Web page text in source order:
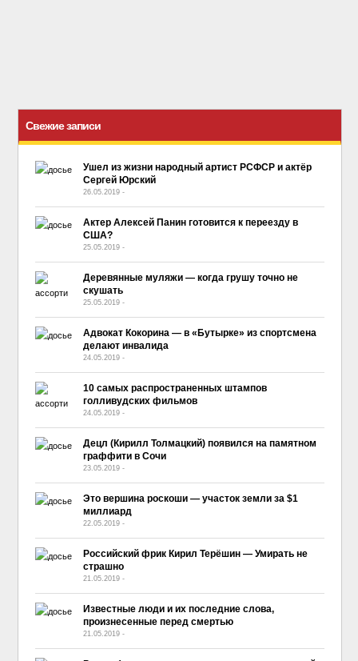
Свежие записи
Ушел из жизни народный артист РСФСР и актёр
Сергей Юрский
26.05.2019 -
Актер Алексей Панин готовится к переезду в
США?
25.05.2019 -
Деревянные муляжи — когда грушу точно не
скушать
25.05.2019 -
Адвокат Кокорина — в «Бутырке» из спортсмена
делают инвалида
24.05.2019 -
10 самых распространенных штампов
голливудских фильмов
24.05.2019 -
Децл (Кирилл Толмацкий) появился на памятном
граффити в Сочи
23.05.2019 -
Это вершина роскоши — участок земли за $1
миллиард
22.05.2019 -
Российский фрик Кирил Терёшин — Умирать не
страшно
21.05.2019 -
Известные люди и их последние слова,
произнесенные перед смертью
21.05.2019 -